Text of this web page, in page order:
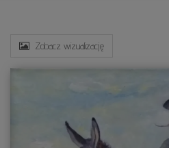
Zobacz wizualizację